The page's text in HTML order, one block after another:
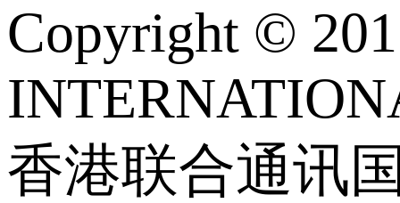
Copyright ©
香港联合通讯